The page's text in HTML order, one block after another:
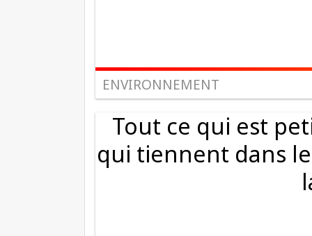
ENVIRONNEMENT
Tout ce qui est
qui tiennent dans